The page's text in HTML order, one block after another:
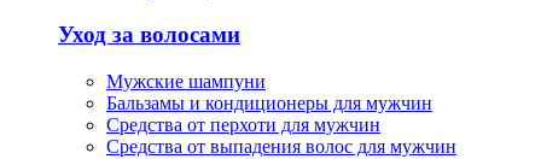
Уход за волосами
Мужские шампуни
Бальзамы и кондиционеры для мужчин
Средства от перхоти для мужчин
Средства от выпадения волос для мужчин